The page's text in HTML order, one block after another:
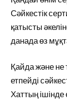
Сәйкестік
қатысты
данада өз
Қайда және не
етпейді
Хаттың